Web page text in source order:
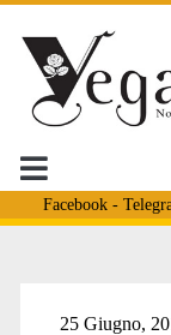
Facebook-
Tag:
25 Giugno,